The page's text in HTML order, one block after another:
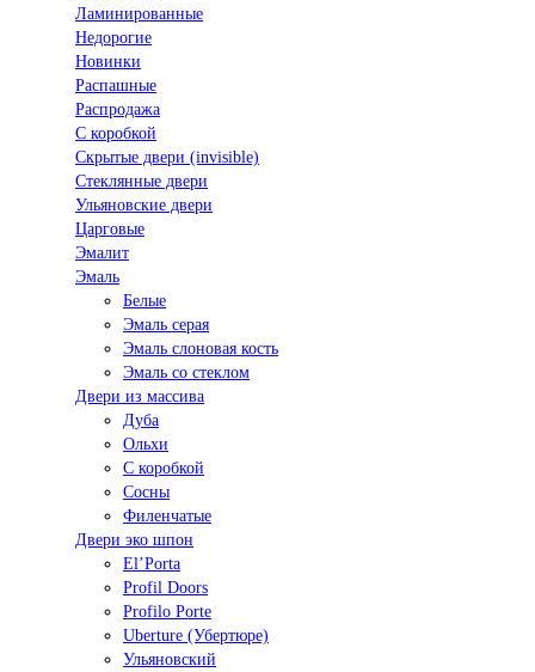
Ламинированные
Недорогие
Новинки
Распашные
Распродажа
С коробкой
Скрытые двери (invisible)
Стеклянные двери
Ульяновские двери
Царговые
Эмалит
Эмаль
Белые
Эмаль серая
Эмаль слоновая кость
Эмаль со стеклом
Двери из массива
Дуба
Ольхи
С коробкой
Сосны
Филенчатые
Двери эко шпон
El’Porta
Profil Doors
Profilo Porte
Uberture (Убертюре)
Ульяновский